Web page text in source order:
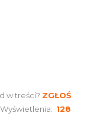
w treści? ZGŁOŚ
Wyświetlenia: 128